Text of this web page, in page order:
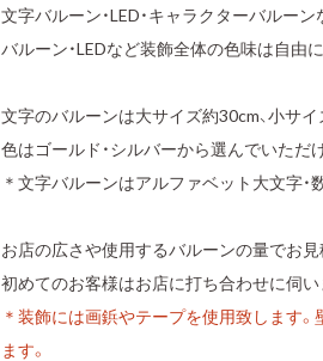
文字バルーン・LED・キャラクターバルーン
バルーン・LEDなど装飾全体の色味は自由
文字のバルーンは大サイズ約30cm、小サ
色はゴールド・シルバーから選んでいただ
＊文字バルーンはアルファベット大文字・
お店の広さや使用するバルーンの量でお見
初めてのお客様はお店に打ち合わせに伺い
＊装飾には画鋲やテープを使用致します
ます。